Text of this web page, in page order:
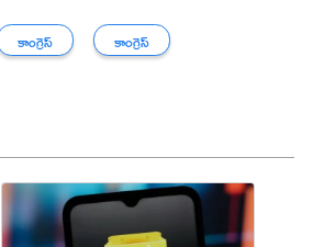
కాంగ్రెస్ కాంగ్రెస్